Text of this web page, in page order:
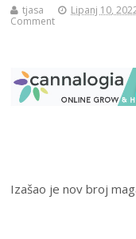
tjasa Lipanj 10,
Comment
Izašao je nov broj